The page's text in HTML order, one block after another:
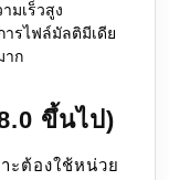
มเร็วสูง
ารไฟล์มัลติมีเดีย
าก
ขึ้นไป)
ะต้องใช้หน่วย